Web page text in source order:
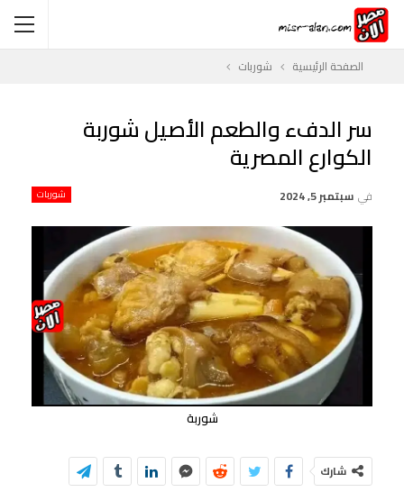
الصفحة الرئيسية شوربات
سر الدفء والطعم الأصيل شوربة
الكوارع المصرية
شوربات في سبتمبر 5, 2024
شوربة
شارك